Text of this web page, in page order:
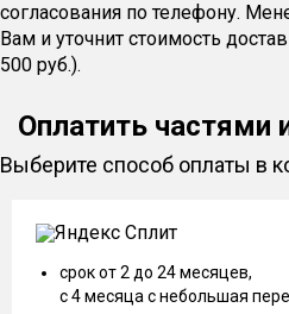
согласования по телефону.
Вам и уточнит стоимость
500 руб.).
Оплатить частями
Выберите способ оплаты в
срок от 2 до 24 месяцев,
с 4 месяца с небольшая